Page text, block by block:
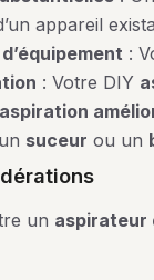
appareil
:
: Votre DIY
suceur ou un
un aspirateur